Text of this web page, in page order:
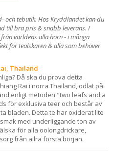
och tebutik. Hos Kryddlandet kan du
till bra pris & snabb leverans. I
världens alla hörn - i många
för teälskaren & alla som behöver
Thailand
Då ska du prova detta
Rai i norra Thailand, odlat på
enligt metoden "two leafs and a
för exklusiva teer och består av
bladen. Detta te har oxiderat lite
med underliggande ton av
för alla oolongdrickare,
från allra första början.